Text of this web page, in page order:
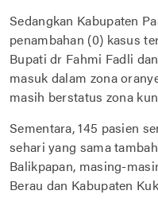
Sedangkan Kabupaten
penambahan (0) kasus
Bupati dr Fahmi Fadli
masuk dalam zona
masih berstatus zona
Sementara, 145 pasien
sehari yang sama
Balikpapan, masing-
Berau dan Kabupaten